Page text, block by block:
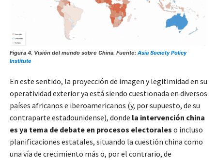
Figura 4. Visión del mundo sobre China. Fuente: Asia Society Policy
Institute
En este sentido, la proyección de imagen y legitimidad en su
operatividad exterior ya está siendo cuestionada en diversos
países africanos e iberoamericanos (y, por supuesto, de su
contraparte estadounidense), donde la intervención china
es ya tema de debate en procesos electorales o incluso
planificaciones estatales, situando la cuestión china como
una vía de crecimiento más o, por el contrario, de